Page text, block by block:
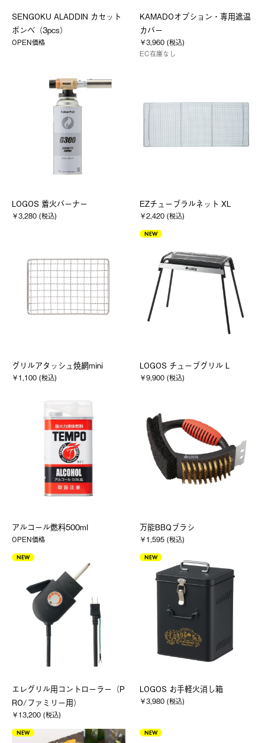
SENGOKU ALADDIN カセット
ボンベ（3pcs）
OPEN価格
KAMADOオプション・専用遮温
カバー
￥3,960 (税込)
EC在庫なし
LOGOS 着火バーナー
￥3,280 (税込)
EZチューブラルネット XL
￥2,420 (税込)
グリルアタッシュ焼網mini
￥1,100 (税込)
NEW
LOGOS チューブグリル L
￥9,900 (税込)
アルコール燃料500ml
OPEN価格
万能BBQブラシ
￥1,595 (税込)
NEW
エレグリル用コントローラー（P
RO/ファミリー用）
￥13,200 (税込)
NEW
LOGOS お手軽火消し箱
￥3,980 (税込)
NEW NEW